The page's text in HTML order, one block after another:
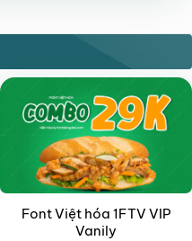
Font Việt hóa 1FTV VIP
Vanily